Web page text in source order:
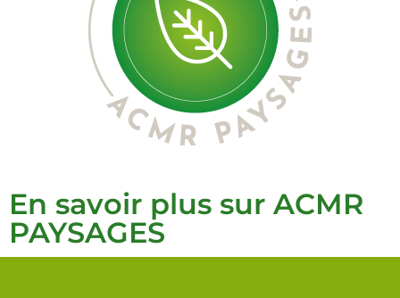
En savoir plus sur ACMR
PAYSAGES